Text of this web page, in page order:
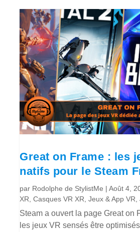
Great on Frame : les
natifs pour le Steam
par Rodolphe de StylistMe |Août 4,
XR ,Casques VR XR ,Jeux & App VR ,
Steam a ouvert la page Great on
les jeux VR sensés être